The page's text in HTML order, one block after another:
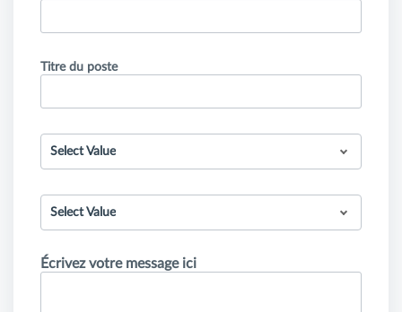
Titre du poste
Select Value
Select Value
Écrivez votre message ici